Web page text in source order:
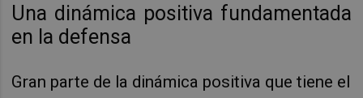
Una dinámica positiva fundamentada
en la defensa
Gran parte de la dinámica positiva que tiene el